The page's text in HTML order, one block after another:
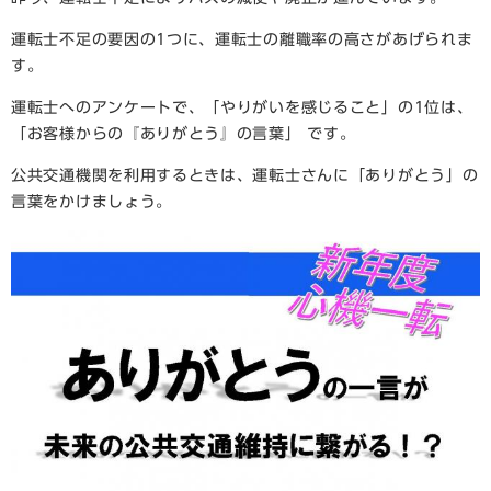
運転士不足の要因の1つに、運転士の離職率の高さがあげられま
す。
運転士へのアンケートで、「やりがいを感じること」の1位は、
「お客様からの『ありがとう』の言葉」 です。
公共交通機関を利用するときは、運転士さんに「ありがとう」の
言葉をかけましょう。